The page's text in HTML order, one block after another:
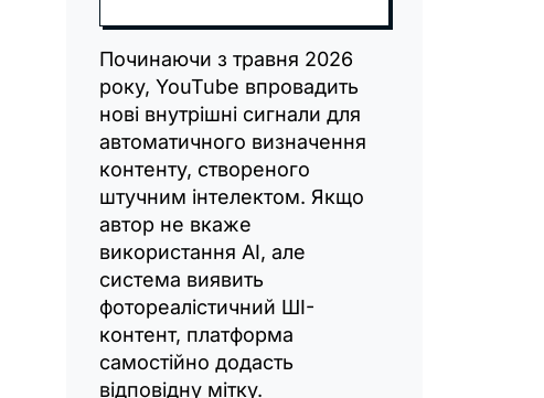
Починаючи з травня 2026
року, YouTube впровадить
нові внутрішні сигнали для
автоматичного визначення
контенту, створеного
штучним інтелектом. Якщо
автор не вкаже
використання AI, але
система виявить
фотореалістичний ШІ-
контент, платформа
самостійно додасть
відповідну мітку.